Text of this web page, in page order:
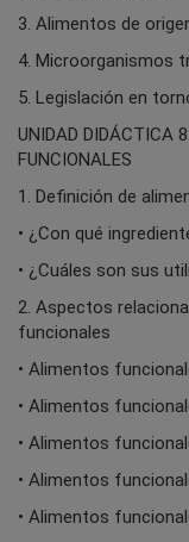
3. Alimentos de
4. Microorganismos
5. Legislación en
UNIDAD DIDÁCTICA
FUNCIONALES
1. Definición de
• ¿Con qué
• ¿Cuáles son sus
2. Aspectos
funcionales
• Alimentos
• Alimentos
• Alimentos
• Alimentos
• Alimentos